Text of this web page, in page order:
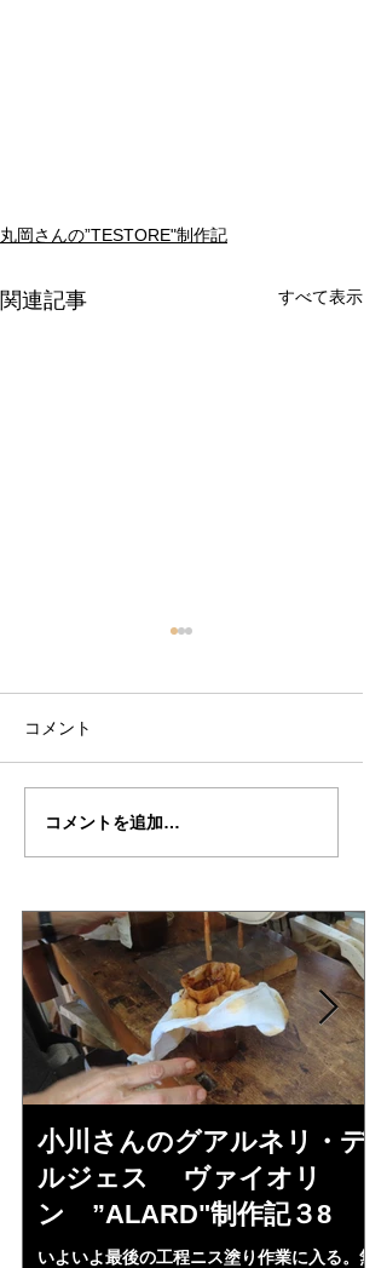
丸岡さんの”TESTORE"制作記
関連記事 すべて表示
丸岡さん
コメント
コメントを追加…
小川さんのグアルネリ・デ
ルジェス ヴァイオリ
ン ”ALARD"制作記３8
いよいよ最後の工程ニス塗り作業に入る。無